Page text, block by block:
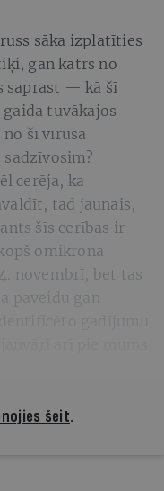
sāka izplatīties
gan katrs no
saprast — kā šī
tuvākajos
no šī vīrusa
cerēja, ka
tad jaunais,
šīs cerības ir
omikrona
novembrī, bet tas
paveidu gan
šeit.